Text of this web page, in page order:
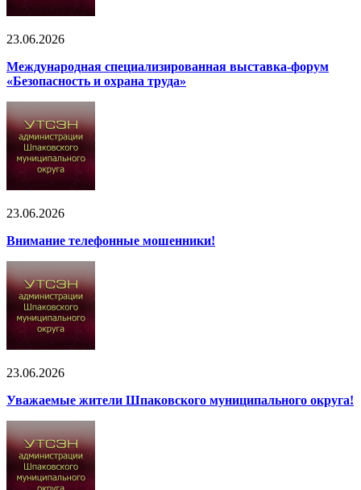
23.06.2026
Международная специализированная выставка-форум
«Безопасность и охрана труда»
23.06.2026
Внимание телефонные мошенники!
23.06.2026
Уважаемые жители Шпаковского муниципального округа!